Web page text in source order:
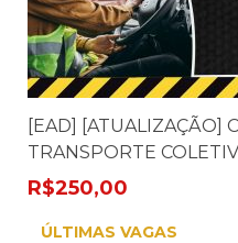
[EAD] [ATUALIZAÇÃO]
TRANSPORTE
R$250,00
ÚLTIMAS VAGAS